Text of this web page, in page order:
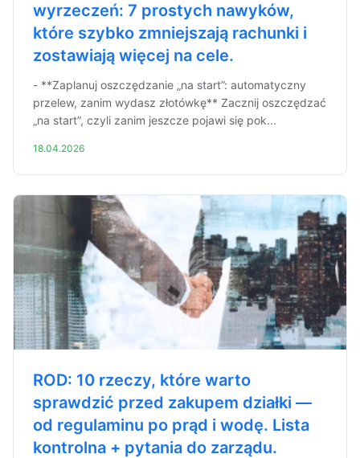
wyrzeczeń: 7 prostych nawyków,
które szybko zmniejszają rachunki i
zostawiają więcej na cele.
- **Zaplanuj oszczędzanie „na start”: automatyczny
przelew, zanim wydasz złotówkę** Zacznij oszczędzać
„na start”, czyli zanim jeszcze pojawi się pok...
18.04.2026
ROD: 10 rzeczy, które warto
sprawdzić przed zakupem działki —
od regulaminu po prąd i wodę. Lista
kontrolna + pytania do zarządu.